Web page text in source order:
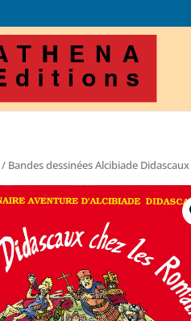
/ Bandes dessinées Alcibiade Didascaux